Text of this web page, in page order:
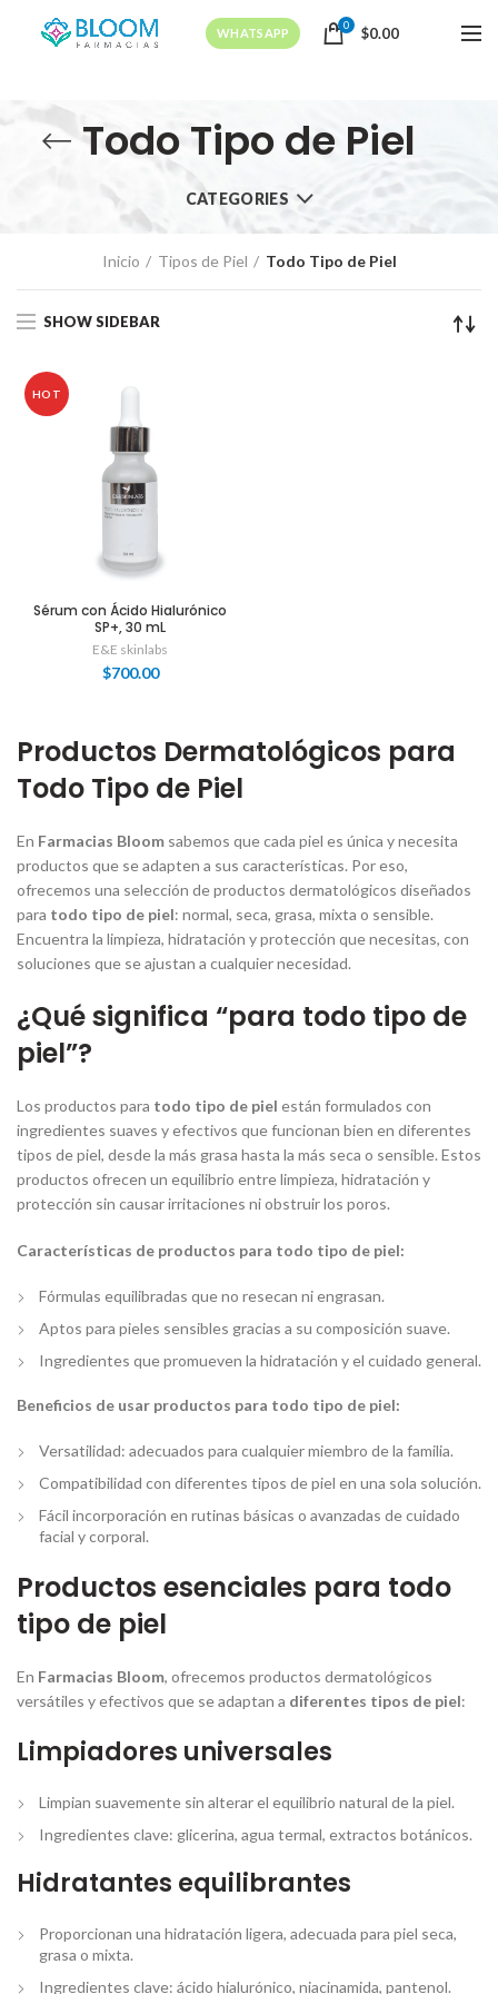
WHATSAPP
0 $0.00
Todo Tipo de Piel
CATEGORIES
Inicio Tipos de Piel Todo Tipo de Piel
SHOW SIDEBAR
HOT
Sérum con Ácido Hialurónico
SP+, 30 mL
E&E skinlabs
$700.00
Productos Dermatológicos para
Todo Tipo de Piel
En Farmacias Bloom sabemos que cada piel es única y necesita
productos que se adapten a sus características. Por eso,
ofrecemos una selección de productos dermatológicos diseñados
para todo tipo de piel: normal, seca, grasa, mixta o sensible.
Encuentra la limpieza, hidratación y protección que necesitas, con
soluciones que se ajustan a cualquier necesidad.
¿Qué significa “para todo tipo de
piel”?
Los productos para todo tipo de piel están formulados con
ingredientes suaves y efectivos que funcionan bien en diferentes
tipos de piel, desde la más grasa hasta la más seca o sensible. Estos
productos ofrecen un equilibrio entre limpieza, hidratación y
protección sin causar irritaciones ni obstruir los poros.
Características de productos para todo tipo de piel:
Fórmulas equilibradas que no resecan ni engrasan.
Aptos para pieles sensibles gracias a su composición suave.
Ingredientes que promueven la hidratación y el cuidado general.
Beneficios de usar productos para todo tipo de piel:
Versatilidad: adecuados para cualquier miembro de la familia.
Compatibilidad con diferentes tipos de piel en una sola solución.
Fácil incorporación en rutinas básicas o avanzadas de cuidado
facial y corporal.
Productos esenciales para todo
tipo de piel
En Farmacias Bloom, ofrecemos productos dermatológicos
versátiles y efectivos que se adaptan a diferentes tipos de piel:
Limpiadores universales
Limpian suavemente sin alterar el equilibrio natural de la piel.
Ingredientes clave: glicerina, agua termal, extractos botánicos.
Hidratantes equilibrantes
Proporcionan una hidratación ligera, adecuada para piel seca,
grasa o mixta.
Ingredientes clave: ácido hialurónico, niacinamida, pantenol.